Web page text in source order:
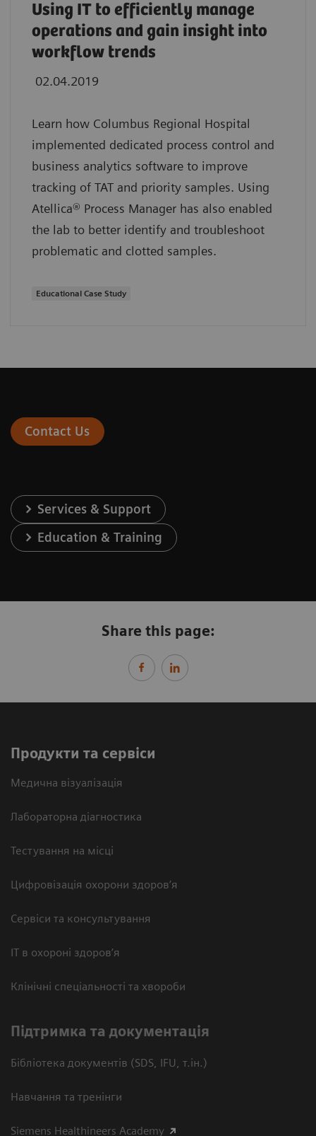
Using IT to efficiently manage
operations and gain insight into
workflow trends
02.04.2019
Learn how Columbus Regional Hospital
implemented dedicated process control and
business analytics software to improve
tracking of TAT and priority samples. Using
Atellica® Process Manager has also enabled
the lab to better identify and troubleshoot
problematic and clotted samples.
Educational Case Study
Contact Us
Services & Support
Education & Training
Share this page:
Продукти та сервіси
Медична візуалізація
Лабораторна діагностика
Тестування на місці
Цифровізація охорони здоров’я
Сервіси та консультування
ІТ в охороні здоров’я
Клінічні спеціальності та хвороби
Підтримка та документація
Бібліотека документів (SDS, IFU, т.ін.)
Навчання та тренінги
Siemens Healthineers Academy